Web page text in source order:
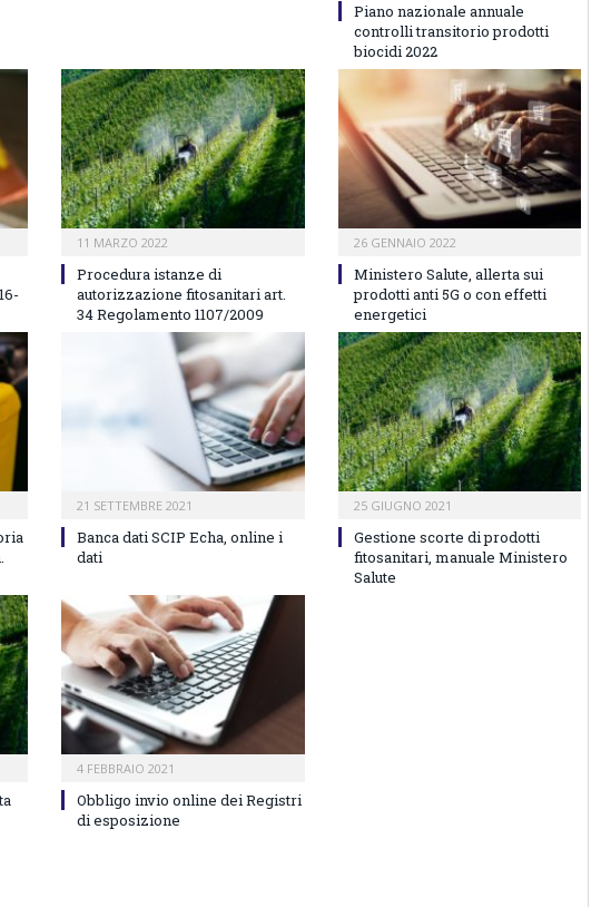
Piano nazionale annuale
controlli transitorio prodotti
biocidi 2022
11 MARZO 2022
Procedura istanze di
autorizzazione fitosanitari art.
34 Regolamento 1107/2009
26 GENNAIO 2022
Ministero Salute, allerta sui
prodotti anti 5G o con effetti
energetici
21 SETTEMBRE 2021
Banca dati SCIP Echa, online i
dati
25 GIUGNO 2021
Gestione scorte di prodotti
fitosanitari, manuale Ministero
Salute
4 FEBBRAIO 2021
Obbligo invio online dei Registri
di esposizione